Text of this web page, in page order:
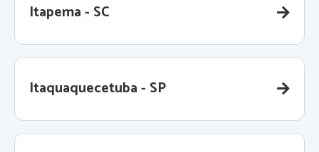
Itapema - SC
Itaquaquecetuba - SP